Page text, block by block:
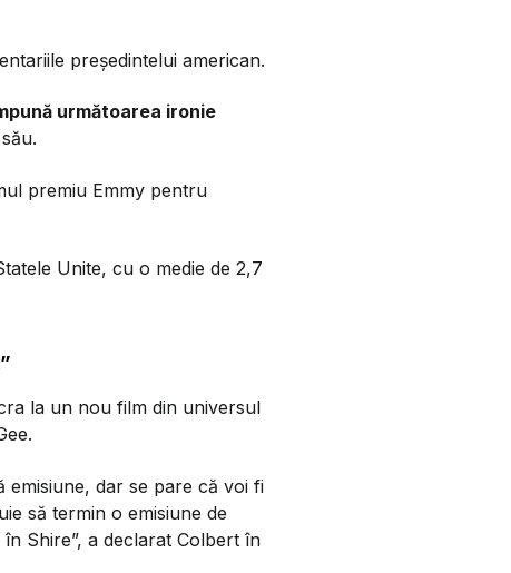
președintelui american.
următoarea ironie
premiu Emmy pentru
Unite, cu o medie de 2,7
la un nou film din universul
emisiune, dar se pare că voi fi
să termin o emisiune de
Shire”, a declarat Colbert în